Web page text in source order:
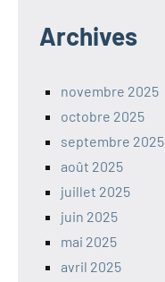
Archives
novembre 2025
octobre 2025
septembre 2025
août 2025
juillet 2025
juin 2025
mai 2025
avril 2025